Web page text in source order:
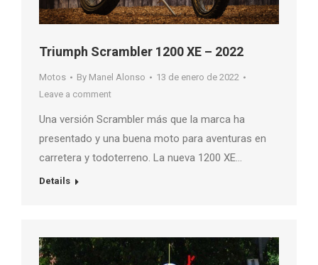
Triumph Scrambler 1200 XE – 2022
Motos By Manel Alonso
13 de enero de 2022
Leave a comment
Una versión Scrambler más que la marca ha
presentado y una buena moto para aventuras en
carretera y todoterreno. La nueva 1200 XE…
Details